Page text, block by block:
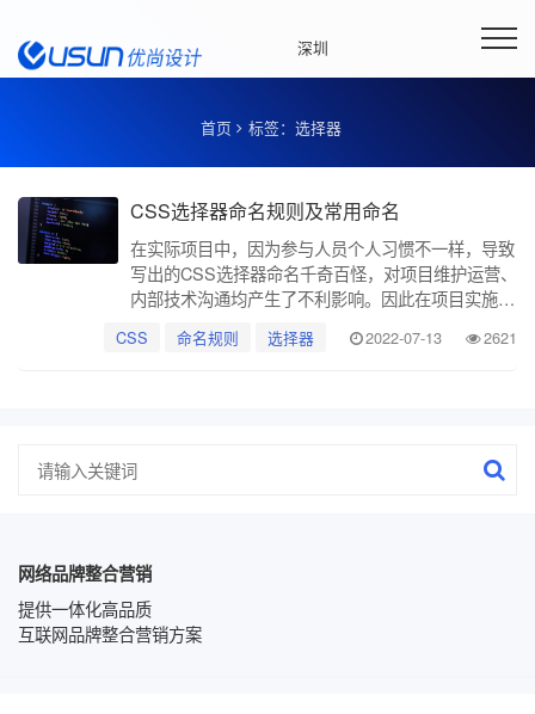
深圳
品牌网站建设与网络营销方案服务商
首页 标签：选择器
CSS选择器命名规则及常用命名
在实际项目中，因为参与人员个人习惯不一样，导致
写出的CSS选择器命名千奇百怪，对项目维护运营、
内部技术沟通均产生了不利影响。因此在项目实施
以期将更多精力放在其他工作上。
CSS 命名规则 选择器 2022-07-13 2621
网络品牌整合营销
提供一体化高品质
互联网品牌整合营销方案